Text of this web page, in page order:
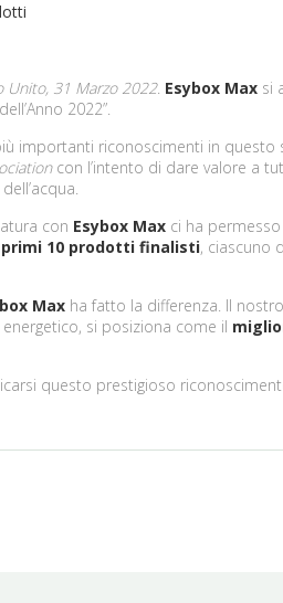
Unito, 31 Marzo 2022. Esybox Max si
2022”.
importanti riconoscimenti in
con l’intento di dare valore a
con Esybox Max ci ha
primi 10 prodotti finalisti, ciascuno
Max ha fatto la differenza. Il
si posiziona come il
questo prestigioso